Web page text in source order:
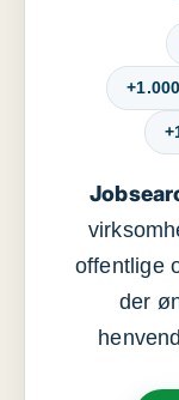
offentlige
der